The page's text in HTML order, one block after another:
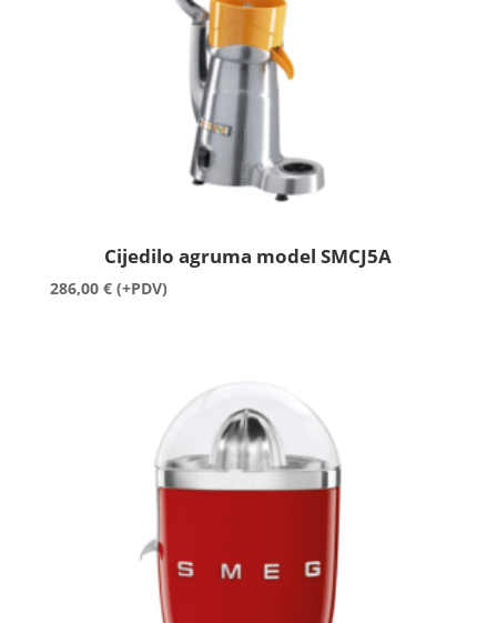
Cijedilo agruma model SMCJ5A
286,00 € (+PDV)